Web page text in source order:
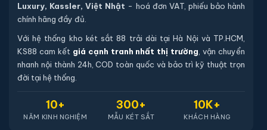
Cách 1: Bạn chọn sản phẩm và ấn vào mua hàng hệ
thống sẽ chuyển đến trang checkout. Ở trang check
out bạn kiểm tra lại thông tin sản phẩm 1 lần nữa. Nếu
những thông tin đã chính xác bạn tiếp tục ấn thanh
toán bạn cần để lại những thông tin cần thiết ở màn
nhân viên của két sắt nhập khẩu 88 sẽ gọi lại xác nhận
và tiến hành xử lý cũng như giao hàng theo yêu cầu
Luxury, Kassler, Việt Nhật - hoá đơn VAT, phiếu bảo hành
chính hãng đầy đủ.
Với hệ thống kho két sắt 88 trải dài tại Hà Nội và TP.HCM,
KS88 cam kết giá cạnh tranh nhất thị trường , vận chuyển
nhanh nội thành 24h, COD toàn quốc và bảo trì kỹ thuật trọn
đời tại hệ thống.
10+
NĂM KINH NGHIỆM
300+
MẪU KÉT SẮT
10K+
KHÁCH HÀNG